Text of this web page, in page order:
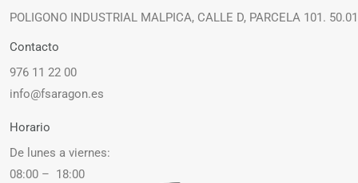
POLIGONO INDUSTRIAL MALPICA, CALLE D, PARCELA 101.
Contacto
976 11 22 00
info@fsaragon.es
Horario
De lunes a viernes:
08:00 – 18:00